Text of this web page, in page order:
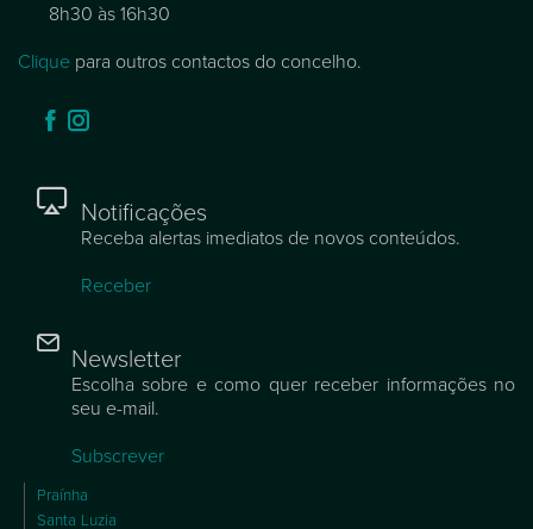
8h30 às 16h30
Clique para outros contactos do concelho.
Notificações
Receba alertas imediatos de novos conteúdos.
Receber
Newsletter
Escolha sobre e como quer receber informações no
seu e-mail.
Subscrever
Praínha
Santa Luzia